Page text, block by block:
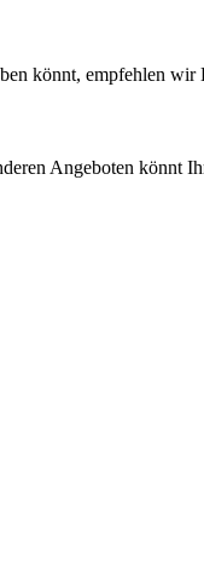
könnt, empfehlen wir
Angeboten könnt